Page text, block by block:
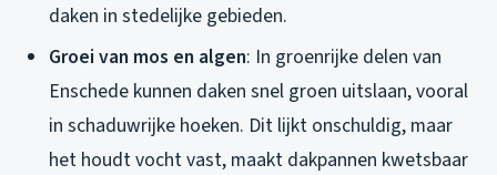
daken in stedelijke gebieden.
Groei van mos en algen: In groenrijke delen van
Enschede kunnen daken snel groen uitslaan, vooral
in schaduwrijke hoeken. Dit lijkt onschuldig, maar
het houdt vocht vast, maakt dakpannen kwetsbaar